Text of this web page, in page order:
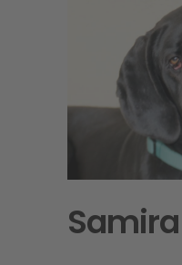
Samira